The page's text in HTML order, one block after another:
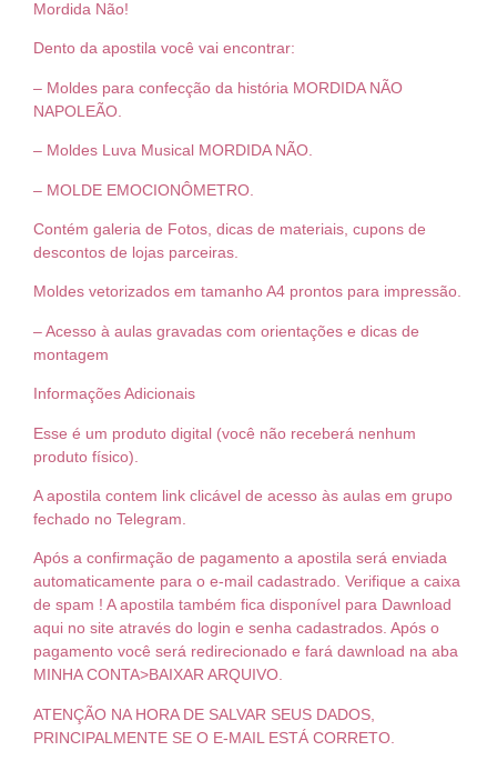
Mordida Não!
Dento da apostila você vai encontrar:
– Moldes para confecção da história MORDIDA NÃO
NAPOLEÃO.
– Moldes Luva Musical MORDIDA NÃO.
– MOLDE EMOCIONÔMETRO.
Contém galeria de Fotos, dicas de materiais, cupons de
descontos de lojas parceiras.
Moldes vetorizados em tamanho A4 prontos para impressão.
– Acesso à aulas gravadas com orientações e dicas de
montagem
Informações Adicionais
Esse é um produto digital (você não receberá nenhum
produto físico).
A apostila contem link clicável de acesso às aulas em grupo
fechado no Telegram.
Após a confirmação de pagamento a apostila será enviada
automaticamente para o e-mail cadastrado. Verifique a caixa
de spam ! A apostila também fica disponível para Dawnload
aqui no site através do login e senha cadastrados. Após o
pagamento você será redirecionado e fará dawnload na aba
MINHA CONTA>BAIXAR ARQUIVO.
ATENÇÃO NA HORA DE SALVAR SEUS DADOS,
PRINCIPALMENTE SE O E-MAIL ESTÁ CORRETO.